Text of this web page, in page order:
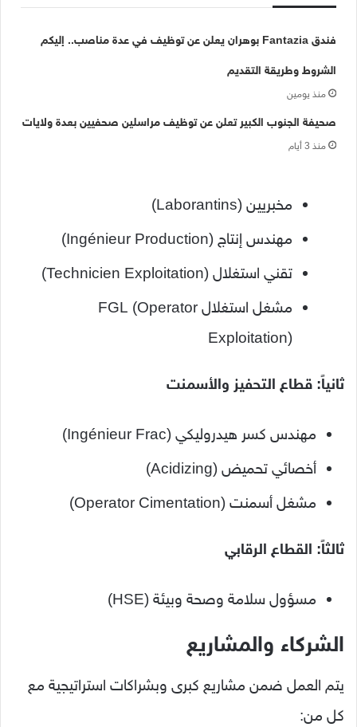
فندق Fantazia بوهران يعلن عن توظيف في عدة مناصب.. إليكم
الشروط وطريقة التقديم
منذ يومين
صحيفة الجنوب الكبير تعلن عن توظيف مراسلين صحفيين بعدة ولايات
منذ 3 أيام
مخبريين (Laborantins)
مهندس إنتاج (Ingénieur Production)
تقني استغلال (Technicien Exploitation)
مشغل استغلال FGL (Operator
Exploitation)
ثانياً: قطاع التحفيز والأسمنت
مهندس كسر هيدروليكي (Ingénieur Frac)
أخصائي تحميض (Acidizing)
مشغل أسمنت (Operator Cimentation)
ثالثاً: القطاع الرقابي
مسؤول سلامة وصحة وبيئة (HSE)
الشركاء والمشاريع
يتم العمل ضمن مشاريع كبرى وبشراكات استراتيجية مع
كل من: